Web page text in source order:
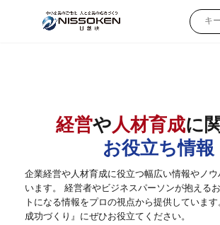
経営や人材育成に
お役立ち情報
企業経営や人材育成に役立つ幅広い情報やノ
います。
経営者やビジネスパーソンが抱える
トになる情報をプロの視点から提供しています
成功づくり』にぜひお役立てください。